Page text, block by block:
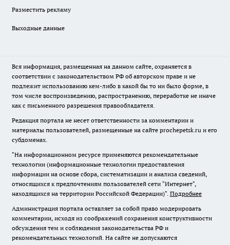
Разместить рекламу
Выходные данные
Вся информация, размещенная на данном сайте, охраняется в
соответствии с законодательством РФ об авторском праве и не
подлежит использованию кем-либо в какой бы то ни было форме, в
том числе воспроизведению, распространению, переработке не иначе
как с письменного разрешения правообладателя.
Редакция портала не несет ответственности за комментарии и
материалы пользователей, размещенные на сайте prochepetsk.ru и его
субдоменах.
"На информационном ресурсе применяются рекомендательные
технологии (информационные технологии предоставления
информации на основе сбора, систематизации и анализа сведений,
относящихся к предпочтениям пользователей сети "Интернет",
находящихся на территории Российской Федерации)". Подробнее
Администрация портала оставляет за собой право модерировать
комментарии, исходя из соображений сохранения конструктивности
обсуждения тем и соблюдения законодательства РФ и
рекомендательных технологий. На сайте не допускаются